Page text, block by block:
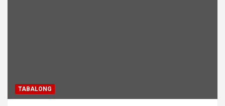
TABALONG